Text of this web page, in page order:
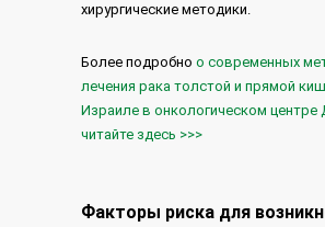
хирургические методики.
Более подробно о современных
лечения рака толстой и прямой
Израиле в онкологическом центре
читайте здесь >>>
Факторы риска для